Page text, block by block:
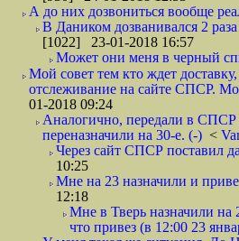
А до них дозвониться вообще
В Даником дозванивался 2
[1022] 23-01-2018 16:57
Может они меня в черный
Мой совет тем кто ждет
отслеживание на сайте СПСР.
01-2018 09:24
Аналогично, передали в СПСР
переназначили на 30-е. (-) <
Через сайт СПСР поставил
10:25
Мне на 23 назначили и
12:18
Мне в Тверь назначили на
что привез (в 12:00 23